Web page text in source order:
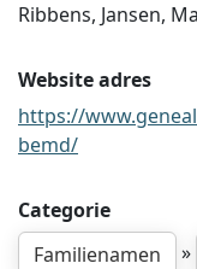
Ribbens, Jansen,
Website adres
https://
bemd/
Categorie
Familienamen
»